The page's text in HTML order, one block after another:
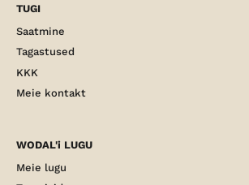
TUGI
Saatmine
Tagastused
KKK
Meie kontakt
WODAL'i LUGU
Meie lugu